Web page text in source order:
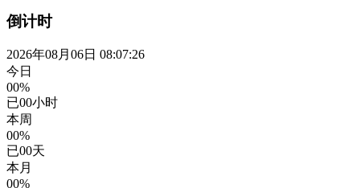
倒计时
2026年08月06日 08:07:27
今日
00%
已00小时
本周
00%
已00天
本月
00%